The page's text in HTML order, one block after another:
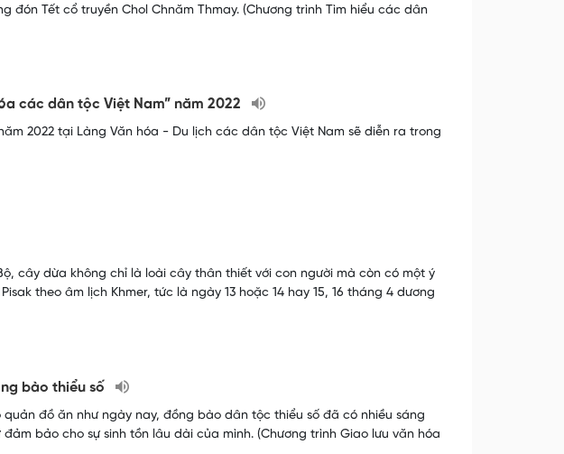
đón Tết cổ truyền Chol Chnăm Thmay. (Chương trình Tìm hiểu các dân
các dân tộc Việt Nam” năm 2022
2022 tại Làng Văn hóa - Du lịch các dân tộc Việt Nam sẽ diễn ra trong
cây dừa không chỉ là loài cây thân thiết với con người mà còn có một ý
theo âm lịch Khmer, tức là ngày 13 hoặc 14 hay 15, 16 tháng 4 dương
bào thiểu số
đồ ăn như ngày nay, đồng bào dân tộc thiểu số đã có nhiều sáng
bảo cho sự sinh tồn lâu dài của mình. (Chương trình Giao lưu văn hóa